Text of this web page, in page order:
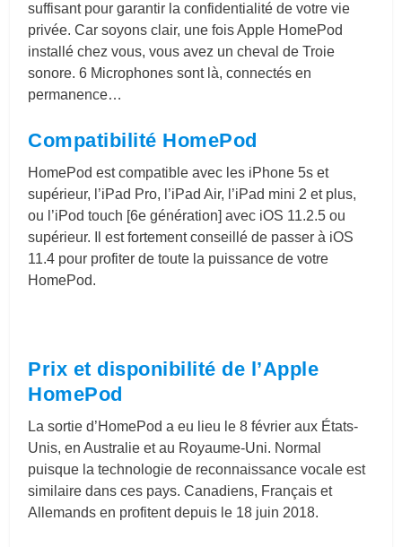
suffisant pour garantir la confidentialité de votre vie
privée. Car soyons clair, une fois Apple HomePod
installé chez vous, vous avez un cheval de Troie
sonore. 6 Microphones sont là, connectés en
permanence…
Compatibilité HomePod
HomePod est compatible avec les iPhone 5s et
supérieur, l’iPad Pro, l’iPad Air, l’iPad mini 2 et plus,
ou l’iPod touch [6e génération] avec iOS 11.2.5 ou
supérieur. Il est fortement conseillé de passer à iOS
11.4 pour profiter de toute la puissance de votre
HomePod.
Prix et disponibilité de l’Apple
HomePod
La sortie d’HomePod a eu lieu le 8 février aux États-
Unis, en Australie et au Royaume-Uni. Normal
puisque la technologie de reconnaissance vocale est
similaire dans ces pays. Canadiens, Français et
Allemands en profitent depuis le 18 juin 2018.